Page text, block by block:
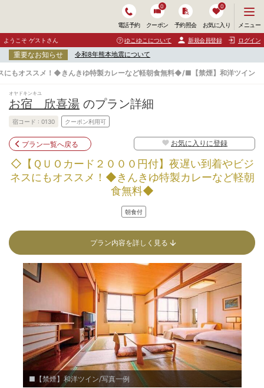
電話予約 クーポン
0
予約照会 お気に入り
0
ニ
ュ
ー
開
く
メニュー
ようこそ ゲストさん ゆこゆこについて 新規会員登録 ログイン
重要なお知らせ 令和8年熊本地震について
にもオススメ！◆きんきゆ特製カレーなど軽朝食無料◆/■【禁煙】和洋ツイン
オヤドキンキユ
お宿 欣喜湯 のプラン詳細
宿コード : 0130 クーポン利用可
プラン一覧へ戻る お気に入りに登録
◇【ＱＵＯカード２０００円付】夜遅い到着やビジ
ネスにもオススメ！◆きんきゆ特製カレーなど軽朝
食無料◆
朝食付
プラン内容を詳しく見る
■【禁煙】和洋ツイン/写真一例